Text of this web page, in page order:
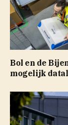
Bol en de
mogelijk